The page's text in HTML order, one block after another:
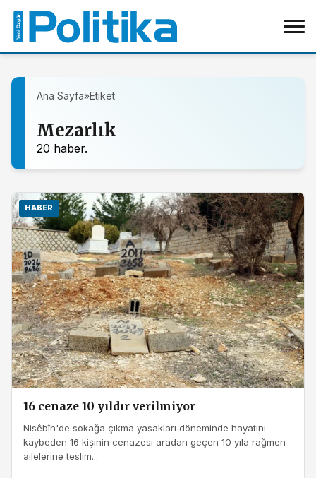
Ana Sayfa»Etiket
Mezarlık
20 haber.
HABER
16 cenaze 10 yıldır verilmiyor
Nisêbîn'de sokağa çıkma yasakları döneminde hayatını
kaybeden 16 kişinin cenazesi aradan geçen 10 yıla rağmen
ailelerine teslim...